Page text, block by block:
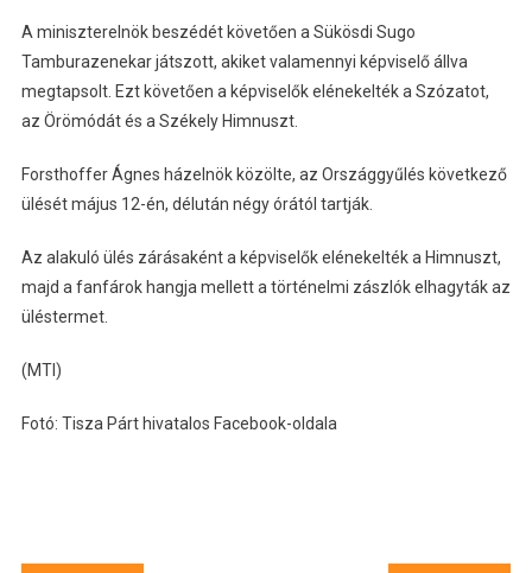
A miniszterelnök beszédét követően a Sükösdi Sugo
Tamburazenekar játszott, akiket valamennyi képviselő állva
megtapsolt. Ezt követően a képviselők elénekelték a Szózatot,
az Örömódát és a Székely Himnuszt.
Forsthoffer Ágnes házelnök közölte, az Országgyűlés következő
ülését május 12-én, délután négy órától tartják.
Az alakuló ülés zárásaként a képviselők elénekelték a Himnuszt,
majd a fanfárok hangja mellett a történelmi zászlók elhagyták az
üléstermet.
(MTI)
Fotó: Tisza Párt hivatalos Facebook-oldala